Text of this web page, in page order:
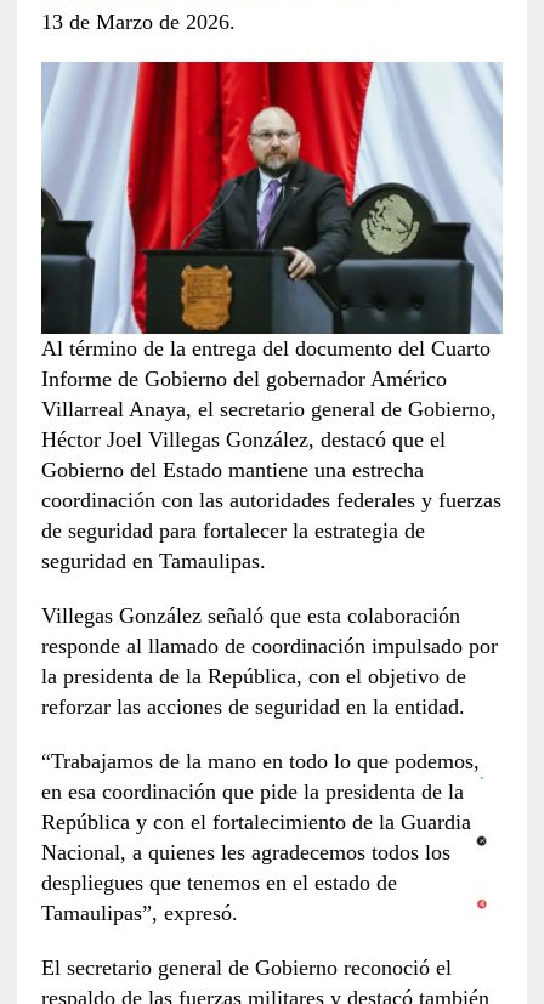
13 de Marzo de 2026.
Al término de la entrega del documento del Cuarto
Informe de Gobierno del gobernador Américo
Villarreal Anaya, el secretario general de Gobierno,
Héctor Joel Villegas González, destacó que el
Gobierno del Estado mantiene una estrecha
coordinación con las autoridades federales y fuerzas
de seguridad para fortalecer la estrategia de
seguridad en Tamaulipas.
Villegas González señaló que esta colaboración
responde al llamado de coordinación impulsado por
la presidenta de la República, con el objetivo de
reforzar las acciones de seguridad en la entidad.
“Trabajamos de la mano en todo lo que podemos,
en esa coordinación que pide la presidenta de la
República y con el fortalecimiento de la Guardia
Nacional, a quienes les agradecemos todos los
despliegues que tenemos en el estado de
Tamaulipas”, expresó.
El secretario general de Gobierno reconoció el
respaldo de las fuerzas militares y destacó también